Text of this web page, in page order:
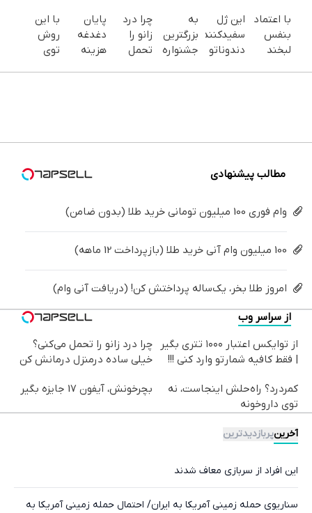
با اعتماد
بنفس
لبخند
این ژل
سفیدکننده
دندوناتو
به
بزرگترین
جشنواره
میلیون !
چرا درد
زانو را
تحمل
کن
پایان
دغدغه
هزینه
کننده
با این
روش
توی
مطالب پیشنهادی
وام فوری 100 میلیون تومانی خرید طلا (بدون ضامن)
100 میلیون وام آنی خرید طلا (بازپرداخت 12 ماهه)
امروز طلا بخر، یک‌ساله پرداختش کن! (دریافت آنی وام)
از سراسر وب
از توایکس اعتبار ۱۰۰۰ تتری بگیر
| فقط کافیه شمارتو وارد کنی !!!
چرا درد زانو را تحمل می‌کنی؟
خیلی ساده درمنزل درمانش کن
کمردرد؟ راه‌حلش اینجاست، نه
توی داروخونه
بچرخونش، آیفون 17 جایزه بگیر
آخرینپربازدیدترین
این افراد از سربازی معاف شدند
سناریوی حمله زمینی آمریکا به ایران/ احتمال حمله زمینی آمریکا به